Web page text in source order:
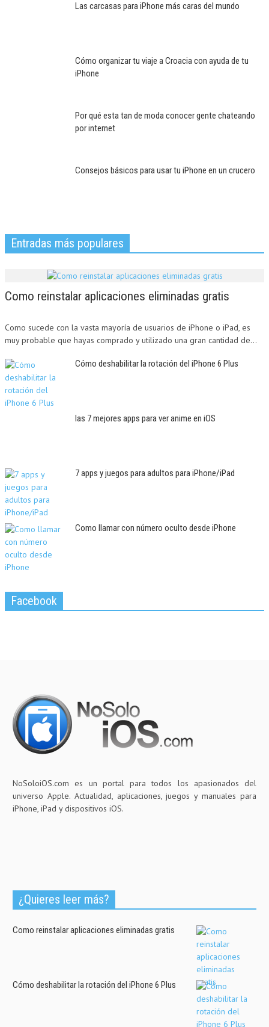
Las carcasas para iPhone más caras del mundo
Cómo organizar tu viaje a Croacia con ayuda de tu
iPhone
Por qué esta tan de moda conocer gente chateando
por internet
Consejos básicos para usar tu iPhone en un crucero
Entradas más populares
Como reinstalar aplicaciones eliminadas gratis
Como sucede con la vasta mayoría de usuarios de iPhone o iPad, es
muy probable que hayas comprado y utilizado una gran cantidad de...
Cómo deshabilitar la rotación del iPhone 6 Plus
las 7 mejores apps para ver anime en iOS
7 apps y juegos para adultos para iPhone/iPad
Como llamar con número oculto desde iPhone
Facebook
NoSoloiOS.com es un portal para todos los apasionados del
universo Apple. Actualidad, aplicaciones, juegos y manuales para
iPhone, iPad y dispositivos iOS.
¿Quieres leer más?
Como reinstalar aplicaciones eliminadas gratis
Cómo deshabilitar la rotación del iPhone 6 Plus